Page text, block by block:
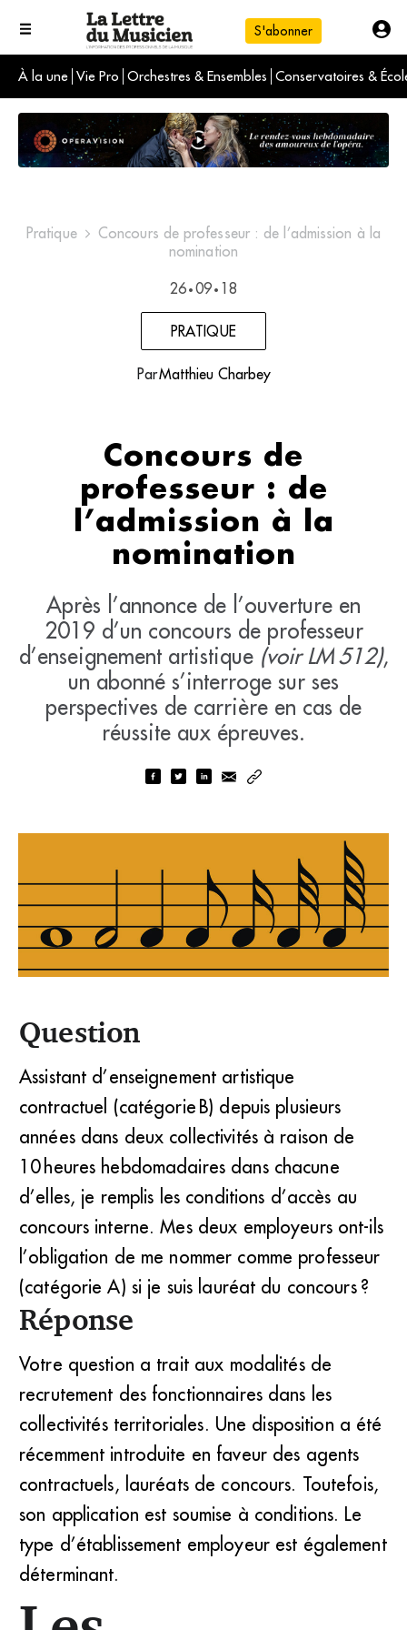
S'abonner
À la une Vie Pro Orchestres & Ensembles Conservatoires &
L'info du jour
Le numéro du mois
International
Pratique
Concours de professeur : de l’admission à la
nomination
26 • 09 • 18
PRATIQUE
ParMatthieu Charbey
Concours de
professeur : de
l’admission à la
nomination
Après l’annonce de l’ouverture en
2019 d’un concours de professeur
d’enseignement artistique (voir LM 512),
un abonné s’interroge sur ses
perspectives de carrière en cas de
réussite aux épreuves.
obligation pour les employeurs de nommer en qualité de
fonctionnaires stagiaires les agents qui réussissent le
qualité de contractuel. (DR)
Question
Assistant d’enseignement artistique
contractuel (catégorie B) depuis plusieurs
années dans deux collectivités à raison de
10 heures hebdomadaires dans chacune
d’elles, je remplis les conditions d’accès au
concours interne. Mes deux employeurs ont-ils
l’obligation de me nommer comme professeur
(catégorie A) si je suis lauréat du concours ?
Réponse
Votre question a trait aux modalités de
recrutement des fonctionnaires dans les
collectivités territoriales. Une disposition a été
récemment introduite en faveur des agents
contractuels, lauréats de concours. Toutefois,
son application est soumise à conditions. Le
type d’établissement employeur est également
déterminant.